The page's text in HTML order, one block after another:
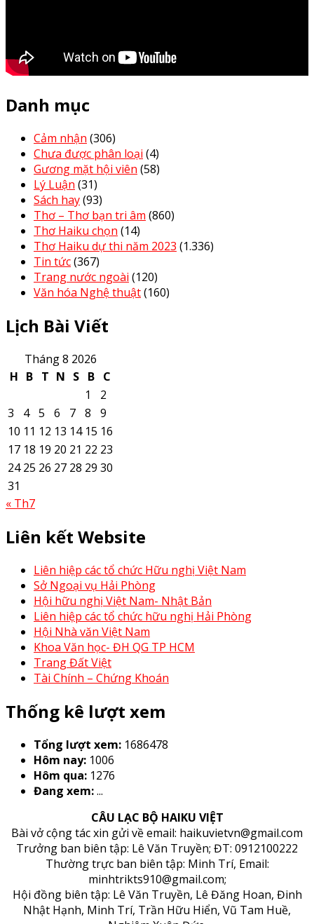
Danh mục
Cảm nhận (306)
Chưa được phân loại (4)
Gương mặt hội viên (58)
Lý Luận (31)
Sách hay(93)
Thơ – Thơ bạn tri âm (860)
Thơ Haiku chọn (14)
Thơ Haiku dự thi năm 2023 (1.336)
Tin tức(367)
Trang nước ngoài (120)
Văn hóa Nghệ thuật(160)
Lịch Bài Viết
Tháng 8 2026
H B T N S B C
1
2
3
4 5 6 7 8
9
10 11 12 13 14 15 16
17 18 19 20 21 22 23
24 25 26 27 28 29 30
31
« Th7
Liên kết Website
Liên hiệp các tổ chức Hữu nghị Việt Nam
Sở Ngoại vụ Hải Phòng
Hội hữu nghị Việt Nam- Nhật Bản
Liên hiệp các tổ chức hữu nghị Hải Phòng
Hội Nhà văn Việt Nam
Khoa Văn học- ĐH QG TP HCM
Trang Đất Việt
Tài Chính – Chứng Khoán
Thống kê lượt xem
Tổng lượt xem: 1686478
Hôm nay: 1006
Hôm qua: 1276
Đang xem:...
CÂU LẠC BỘ HAIKU VIỆT
Bài vở cộng tác xin gửi về email: haikuvietvn@gmail.com
Trưởng ban biên tập: Lê Văn Truyền; ĐT: 0912100222
Thường trực ban biên tập: Minh Trí, Email:
minhtrikts910@gmail.com;
Hội đồng biên tập: Lê Văn Truyền, Lê Đăng Hoan, Đinh
Nhật Hạnh, Minh Trí, Trần Hữu Hiển, Vũ Tam Huề,